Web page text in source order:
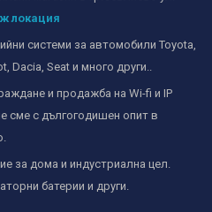
локация
системи за автомобили Toyota,
Dacia, Seat и много други..
и продажба на Wi-fi и IP
сме с дългогодишен опит в
за дома и индустриална цел.
батерии и други.